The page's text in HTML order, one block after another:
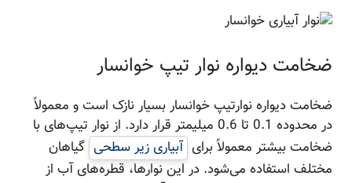
ضخامت دیواره نوار تیپ خوانسار
ضخامت دیواره نوارتیپ خوانسار بسیار نازک است و معمولاً
در محدوده 0.1 تا 0.6 میلیمتر قرار دارد. از نوار تیپ‌های با
ضخامت بیشتر معمولاً برای آبیاری زیر سطحی گیاهان
مختلف استفاده می‌شود. در این نوارها، قطره‌های آب از